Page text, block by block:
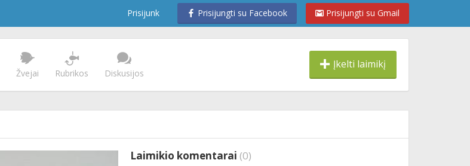
Prisijunk Prisijungti su Facebook Prisijungti su Gmail
Žvejai Rubrikos Diskusijos
Įkelti laimikį
Laimikio komentarai (0)